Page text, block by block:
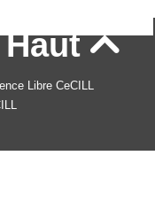

Libre CeCILL